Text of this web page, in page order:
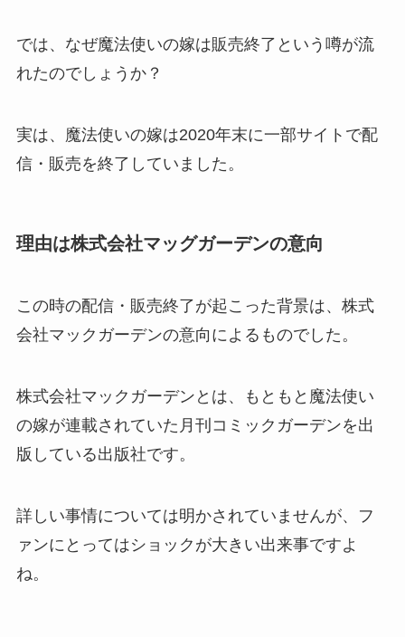
では、なぜ魔法使いの嫁は販売終了という噂が流
れたのでしょうか？
実は、魔法使いの嫁は2020年末に一部サイトで配
信・販売を終了していました。
理由は株式会社マッグガーデンの意向
この時の配信・販売終了が起こった背景は、株式
会社マックガーデンの意向によるものでした。
株式会社マックガーデンとは、もともと魔法使い
の嫁が連載されていた月刊コミックガーデンを出
版している出版社です。
詳しい事情については明かされていませんが、フ
ァンにとってはショックが大きい出来事ですよ
ね。